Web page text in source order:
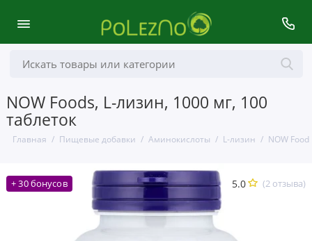
NOW Foods, L-лизин, 1000 мг, 100
таблеток
Главная Пищевые добавки Аминокислоты L-лизин NOW
+ 30 бонусов 5.0 (2 отзыва)